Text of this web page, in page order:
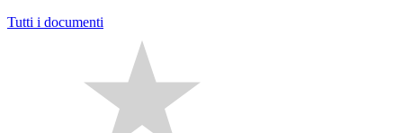
Tutti i documenti